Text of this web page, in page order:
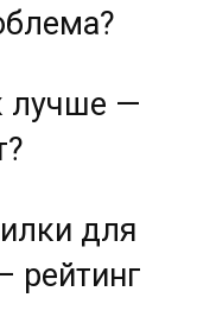
лучше —
для
рейтинг